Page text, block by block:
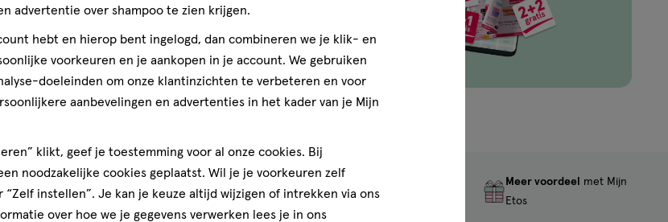
Shop alle acties
Gratis
bezorging vanaf
€35
Gratisretourneren
Meer voordeel
met Mijn
Etos
advertentie over shampoo te zien krijgen.
hebt en hierop bent ingelogd, dan combineren we je klik- en
voorkeuren en je aankopen in je account. We gebruiken
doeleinden om onze klantinzichten te verbeteren en voor
aanbevelingen en advertenties in het kader van je Mijn
klikt, geef je toestemming voor al onze cookies. Bij
noodzakelijke cookies geplaatst. Wil je je voorkeuren zelf
“Zelf instellen”. Je kan je keuze altijd wijzigen of intrekken via ons
over hoe we je gegevens verwerken lees je in ons